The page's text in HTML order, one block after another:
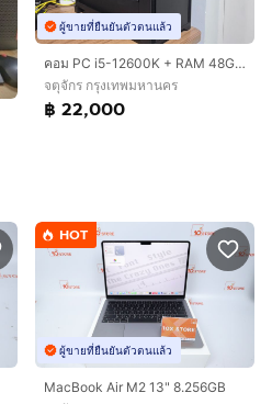
ผู้ขายที่ยืนยันตัวตนแล้ว
คอม PC i5-12600K + RAM 48GB + Arc A770 16GB + SSD 1.75TB
จตุจักร กรุงเทพมหานคร
฿ 22,000
HOT
ผู้ขายที่ยืนยันตัวตนแล้ว
MacBook Air M2 13" 8.256GB